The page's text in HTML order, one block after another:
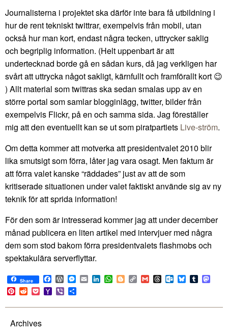
Journalisterna i projektet ska därför inte bara få utbildning i
hur de rent tekniskt twittrar, exempelvis från mobil, utan
också hur man kort, endast några tecken, uttrycker saklig
och begriplig information. (Helt uppenbart är att
undertecknad borde gå en sådan kurs, då jag verkligen har
svårt att uttrycka något sakligt, kärnfullt och framförallt kort 😉
) Allt material som twittras ska sedan smalas upp av en
större portal som samlar blogginlägg, twitter, bilder från
exempelvis Flickr, på en och samma sida. Jag föreställer
mig att den eventuellt kan se ut som piratpartiets Live-ström.
Om detta kommer att motverka att presidentvalet 2010 blir
lika smutsigt som förra, låter jag vara osagt. Men faktum är
att förra valet kanske “räddades” just av att de som
kritiserade situationen under valet faktiskt använde sig av ny
teknik för att sprida information!
För den som är intresserad kommer jag att under december
månad publicera en liten artikel med intervjuer med några
dem som stod bakom förra presidentvalets flashmobs och
spektakulära serverflyttar.
Share Facebook
WordPress
Messenger
EmailLinkedIn
WhatsApp
BloggerCopy
Link
GmailThreadsOutlook.com
BlueskyTumblr
Pinterest
RedditPocketYahoo
Mail
Viber
Archives